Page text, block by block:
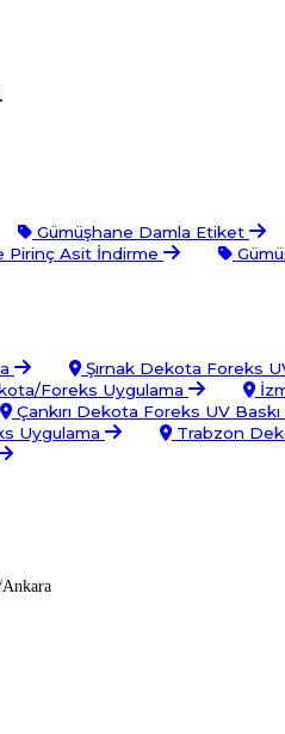
Gümüşhane Damla Etiket
Pirinç Asit İndirme
Şırnak Dekota Foreks
Foreks Uygulama
Çankırı Dekota Foreks UV Baskı
Uygulama Trabzon